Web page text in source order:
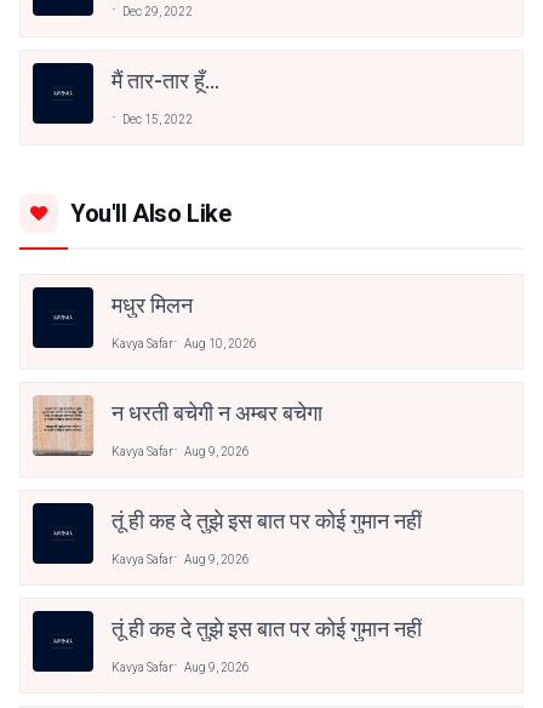
Dec 29, 2022
मैं तार-तार हूँ...
Dec 15, 2022
You'll Also Like
मधुर मिलन
Kavya Safar Aug 10, 2026
न धरती बचेगी न अम्बर बचेगा
Kavya Safar Aug 9, 2026
तूं ही कह दे तुझे इस बात पर कोई गुमान नहीं
Kavya Safar Aug 9, 2026
तूं ही कह दे तुझे इस बात पर कोई गुमान नहीं
Kavya Safar Aug 9, 2026